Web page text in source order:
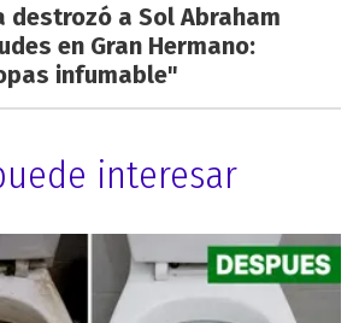
destrozó a Sol Abraham
en Gran Hermano:
infumable"
interesar